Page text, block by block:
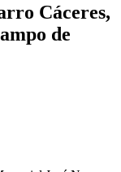
Cáceres,
de